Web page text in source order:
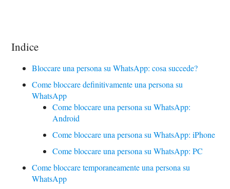
Indice
Bloccare una persona su WhatsApp: cosa succede?
Come bloccare definitivamente una persona su
WhatsApp
Come bloccare una persona su WhatsApp:
Android
Come bloccare una persona su WhatsApp: iPhone
Come bloccare una persona su WhatsApp: PC
Come bloccare temporaneamente una persona su
WhatsApp